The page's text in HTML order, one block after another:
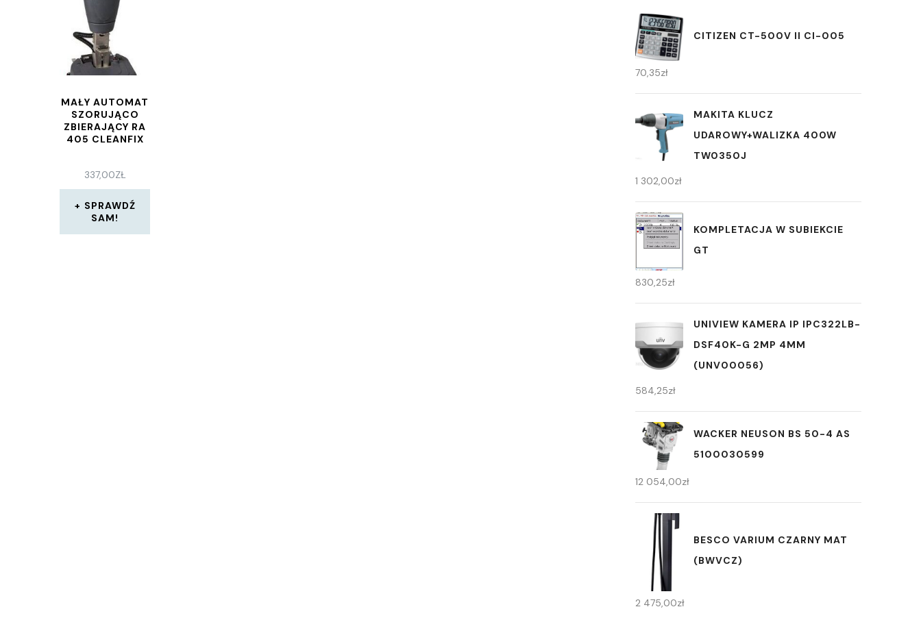
MAŁY AUTOMAT
SZORUJĄCO
ZBIERAJĄCY RA
405 CLEANFIX
337,00ZŁ
SPRAWDŹ
SAM!
CITIZEN CT-500V II CI-005
70,35zł
MAKITA KLUCZ
UDAROWY+WALIZKA 400W
TW0350J
1 302,00zł
KOMPLETACJA W SUBIEKCIE
GT
830,25zł
UNIVIEW KAMERA IP IPC322LB-
DSF40K-G 2MP 4MM
(UNV00056)
584,25zł
WACKER NEUSON BS 50-4 AS
5100030599
12 054,00zł
BESCO VARIUM CZARNY MAT
(BWVCZ)
2 475,00zł